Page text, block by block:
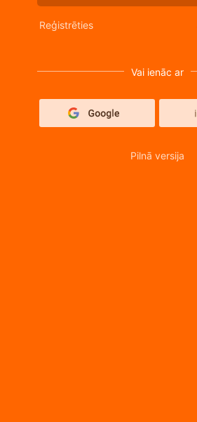
Reģistrēties
Vai ienāc ar
Pilnā versija